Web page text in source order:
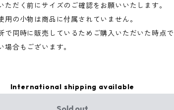
ただく前にサイズのご確認をお願いいたします。
用の小物は商品に付属されていません。
で同時に販売しているためご購入いただいた時点で
場合もございます。
International shipping available